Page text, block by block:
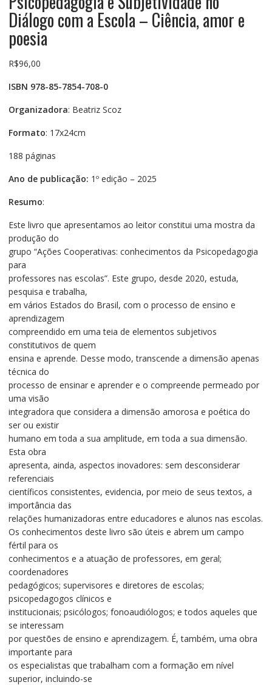
Diálogo com a Escola – Ciência, amor e
poesia
R$96,00
ISBN 978-85-7854-708-0
Organizadora: Beatriz Scoz
Formato: 17x24cm
188 páginas
Ano de publicação: 1º edição – 2025
Resumo:
Este livro que apresentamos ao leitor constitui uma mostra da
produção do
grupo “Ações Cooperativas: conhecimentos da Psicopedagogia
para
professores nas escolas”. Este grupo, desde 2020, estuda,
pesquisa e trabalha,
em vários Estados do Brasil, com o processo de ensino e
aprendizagem
compreendido em uma teia de elementos subjetivos
constitutivos de quem
ensina e aprende. Desse modo, transcende a dimensão apenas
técnica do
processo de ensinar e aprender e o compreende permeado por
uma visão
integradora que considera a dimensão amorosa e poética do
ser ou existir
humano em toda a sua amplitude, em toda a sua dimensão.
Esta obra
apresenta, ainda, aspectos inovadores: sem desconsiderar
referenciais
científicos consistentes, evidencia, por meio de seus textos, a
importância das
relações humanizadoras entre educadores e alunos nas escolas.
Os conhecimentos deste livro são úteis e abrem um campo
fértil para os
conhecimentos e a atuação de professores, em geral;
coordenadores
pedagógicos; supervisores e diretores de escolas;
psicopedagogos clínicos e
institucionais; psicólogos; fonoaudiólogos; e todos aqueles que
se interessam
por questões de ensino e aprendizagem. É, também, uma obra
importante para
os especialistas que trabalham com a formação em nível
superior, incluindo-se